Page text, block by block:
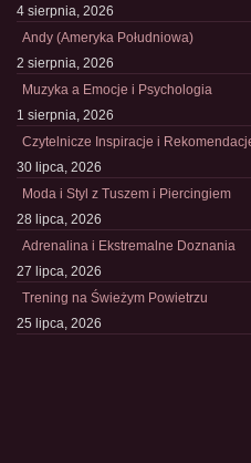
4 sierpnia, 2026
Andy (Ameryka Południowa)
2 sierpnia, 2026
Muzyka a Emocje i Psychologia
1 sierpnia, 2026
Czytelnicze Inspiracje i
30 lipca, 2026
Moda i Styl z Tuszem i Piercingiem
28 lipca, 2026
Adrenalina i Ekstremalne Doznania
27 lipca, 2026
Trening na Świeżym Powietrzu
25 lipca, 2026